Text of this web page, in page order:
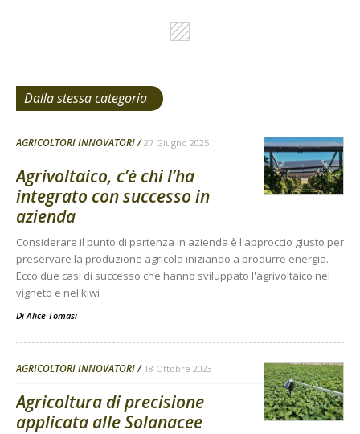
Dalla stessa categoria
AGRICOLTORI INNOVATORI 27 Giugno 2025
Agrivoltaico, c’è chi l’ha
integrato con successo in
azienda
Considerare il punto di partenza in azienda è l'approccio giusto per
preservare la produzione agricola iniziando a produrre energia.
Ecco due casi di successo che hanno sviluppato l'agrivoltaico nel
vigneto e nel kiwi
Di Alice Tomasi
AGRICOLTORI INNOVATORI 18 Ottobre 2023
Agricoltura di precisione
applicata alle Solanacee